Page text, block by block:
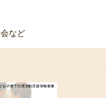
など